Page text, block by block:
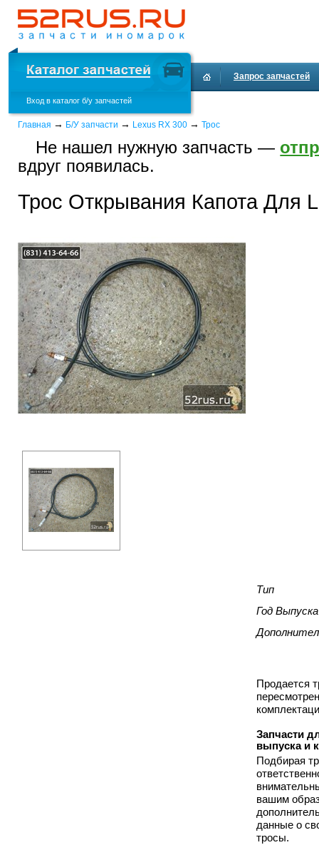
Вход в каталог б/у запчастей
Запрос запчастей
Главная → Б/У запчасти → Lexus RX 300 → Трос
Не нашел нужную запчасть —
вдруг появилась.
Трос Открывания Капота Для
Тип
Год Выпуска
Продается
Запчасти
выпуска и
Подбирая
вашим
данные о
тросы.